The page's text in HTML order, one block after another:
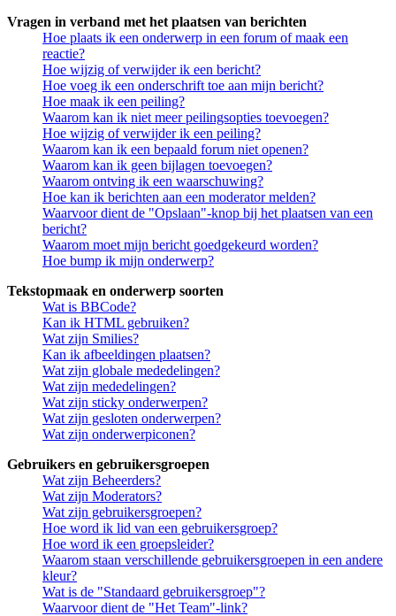
Vragen in verband met het plaatsen van berichten
Hoe plaats ik een onderwerp in een forum of maak een
reactie?
Hoe wijzig of verwijder ik een bericht?
Hoe voeg ik een onderschrift toe aan mijn bericht?
Hoe maak ik een peiling?
Waarom kan ik niet meer peilingsopties toevoegen?
Hoe wijzig of verwijder ik een peiling?
Waarom kan ik een bepaald forum niet openen?
Waarom kan ik geen bijlagen toevoegen?
Waarom ontving ik een waarschuwing?
Hoe kan ik berichten aan een moderator melden?
Waarvoor dient de "Opslaan"-knop bij het plaatsen van een
bericht?
Waarom moet mijn bericht goedgekeurd worden?
Hoe bump ik mijn onderwerp?
Tekstopmaak en onderwerp soorten
Wat is BBCode?
Kan ik HTML gebruiken?
Wat zijn Smilies?
Kan ik afbeeldingen plaatsen?
Wat zijn globale mededelingen?
Wat zijn mededelingen?
Wat zijn sticky onderwerpen?
Wat zijn gesloten onderwerpen?
Wat zijn onderwerpiconen?
Gebruikers en gebruikersgroepen
Wat zijn Beheerders?
Wat zijn Moderators?
Wat zijn gebruikersgroepen?
Hoe word ik lid van een gebruikersgroep?
Hoe word ik een groepsleider?
Waarom staan verschillende gebruikersgroepen in een andere
kleur?
Wat is de "Standaard gebruikersgroep"?
Waarvoor dient de "Het Team"-link?